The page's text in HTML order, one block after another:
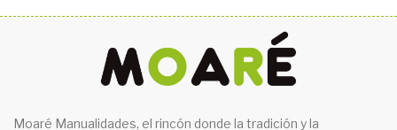
Moaré Manualidades, el rincón donde la tradición y la